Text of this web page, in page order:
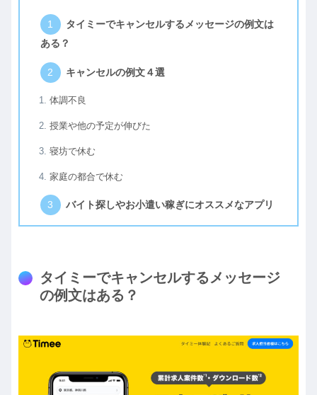
タイミーでキャンセルするメッセージの例文は
ある？
キャンセルの例文４選
体調不良
授業や他の予定が伸びた
寝坊で休む
家庭の都合で休む
バイト探しやお小遣い稼ぎにオススメなアプリ
タイミーでキャンセルするメッセージ
の例文はある？